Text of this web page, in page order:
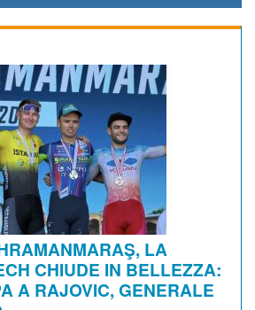
LA
CHIUDE IN BELLEZZA:
A RAJOVIC, GENERALE